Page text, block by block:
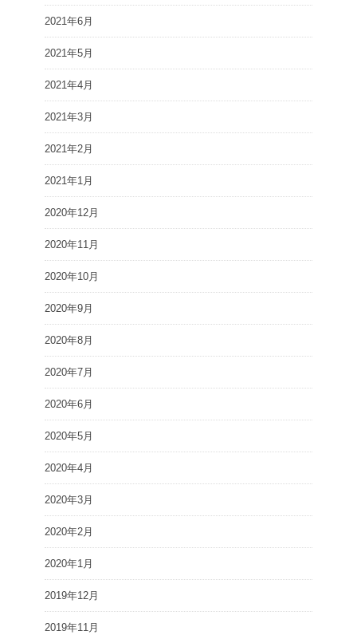
2021年6月
2021年5月
2021年4月
2021年3月
2021年2月
2021年1月
2020年12月
2020年11月
2020年10月
2020年9月
2020年8月
2020年7月
2020年6月
2020年5月
2020年4月
2020年3月
2020年2月
2020年1月
2019年12月
2019年11月